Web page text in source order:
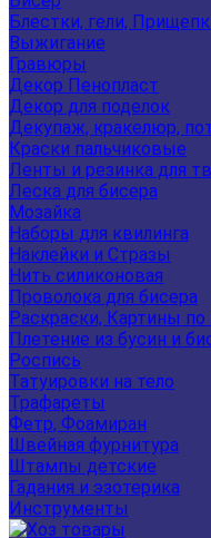
Блестки, гели,
Выжигание
Гравюры
Декор Пенопласт
Декор для поделок
Декупаж, кракелюр,
Краски пальчиковые
Ленты и резинка для
Леска для бисера
Мозайка
Наборы для квилинга
Наклейки и Стразы
Нить силиконовая
Проволока для бисера
Раскраски, Картины
Плетение из бусин и
Роспись
Татуировки на тело
Трафареты
Фетр, Фоамиран
Швейная фурнитура
Штампы детские
Гадания и эзотерика
Инструменты